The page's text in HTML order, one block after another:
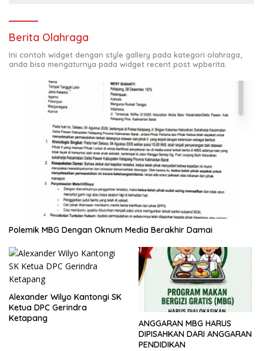
Berita Olahraga
Ini contoh widget dengan style gallery pada kategori olahraga,
anda bisa mengaturnya pada widget recent post wpberita.
Polemik MBG Dengan Oknum Media Berakhir Damai
Alexander Wilyo Kantongi SK
Ketua DPC Gerindra
Ketapang
ANGGARAN MBG HARUS
DIPISAHKAN DARI ANGGARAN
PENDIDIKAN